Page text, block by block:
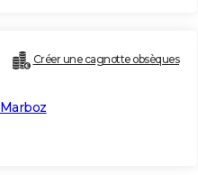
Créer une cagnotte obsèques
Marboz